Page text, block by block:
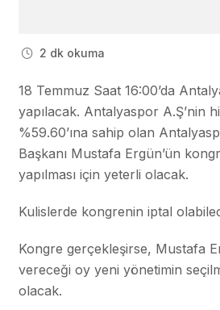
2 dk okuma
18 Temmuz Saat 16:00’da
yapılacak. Antalyaspor A.Ş’nin
%59.60’ına sahip olan
Başkanı Mustafa Ergün’ün
yapılması için yeterli olacak.
Kulislerde kongrenin iptal
Kongre gerçekleşirse, Mustafa
vereceği oy yeni yönetimin
olacak.